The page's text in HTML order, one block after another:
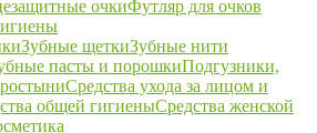
очкиФутляр для очков
Зубные щеткиЗубные нити
пасты и порошкиПодгузники,
Средства ухода за лицом и
общей гигиеныСредства женской